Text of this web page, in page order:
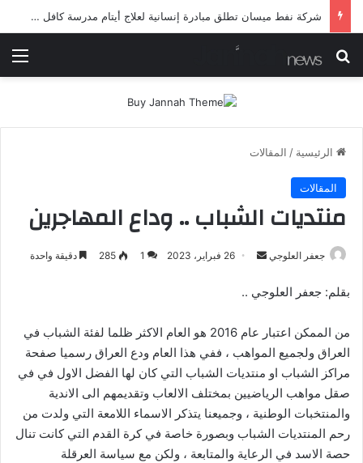
شرطة ميسان تلقي القبض على مطلقي العيارات النارية أثناء تشييع جنائزي في العمارة
بحث عن
الرئيسية / المقالات
المقالات
منتديات الشباب .. وداع المهاجرين
جعفر العلوجي
أرسل
إلكترونيا
26 فبراير، 2023 1
285 دقيقة واحدة
بقلم: جعفر العلوجي ..
من الممكن اعتبار عام 2016 هو العام الاكثر ظلما لفئة الشباب في
العراق ولجميع المواهب ، ففي هذا العام ودع العراق رسميا صفحة
مراكز الشباب او منتديات الشباب التي كان لها الفضل الاول في في
صقل مواهب الرياضيين بمختلف الالعاب وتقديمهم الى الاندية
والمنتخبات الوطنية ، وجميعنا يتذكر الاسماء اللامعة التي ولدت من
رحم المنتديات الشباب وبصورة خاصة في كرة القدم التي كانت تنال
حصة الاسد في الرعاية والمتابعة ، ولكن مع سياسة العرقلة